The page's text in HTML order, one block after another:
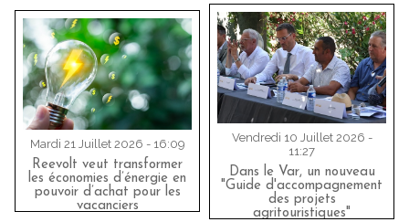
Mardi 21 Juillet 2026 - 16:09
Reevolt veut transformer
les économies d’énergie en
pouvoir d’achat pour les
vacanciers
Vendredi 10 Juillet 2026 -
11:27
Dans le Var, un nouveau
"Guide d'accompagnement
des projets
agritouristiques"